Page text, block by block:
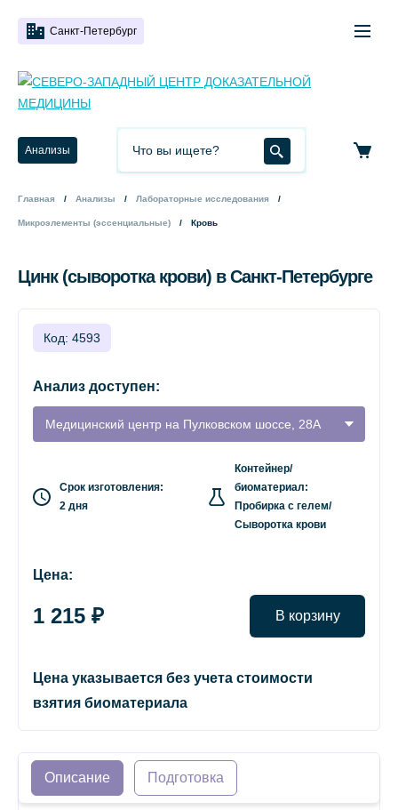
Санкт-Петербург
Анализы
Главная Анализы Лабораторные исследования
Микроэлементы (эссенциальные) Кровь
Цинк (сыворотка крови) в Санкт-Петербурге
Код: 4593
Анализ доступен:
Медицинский центр на Пулковском шоссе, 28А
Срок изготовления:
2 дня
Контейнер/
биоматериал:
Пробирка с гелем/
Сыворотка крови
Цена:
1 215 ₽ В корзину
Цена указывается без учета стоимости
взятия биоматериала
Описание Подготовка